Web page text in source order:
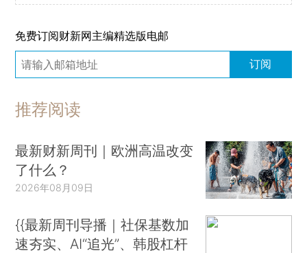
免费订阅财新网主编精选版电邮
订阅
推荐阅读
最新财新周刊｜欧洲高温改变
了什么？
2026年08月09日
{{最新周刊导播｜社保基数加
速夯实、AI“追光”、韩股杠杆